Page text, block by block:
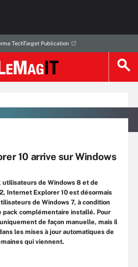
TechTarget Publication
10 arrive sur Windows
utilisateurs de Windows 8 et de
Internet Explorer 10 est désormais
de Windows 7, à condition
pack complémentaire installé. Pour
de façon manuelle, mais il
les mises à jour automatiques de
qui viennent.